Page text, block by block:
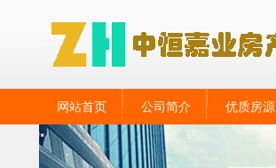
网站首页 公司简介 优质房源